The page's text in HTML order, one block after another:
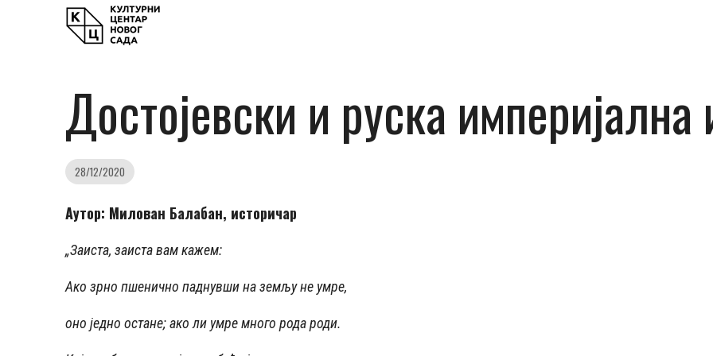
Достојевски и руска империјална
28/12/2020
Аутор: Милован Балабан, историчар
„Заиста, заиста вам кажем:
Ако зрно пшенично паднувши на земљу не умре,
оно једно остане; ако ли умре много рода роди.